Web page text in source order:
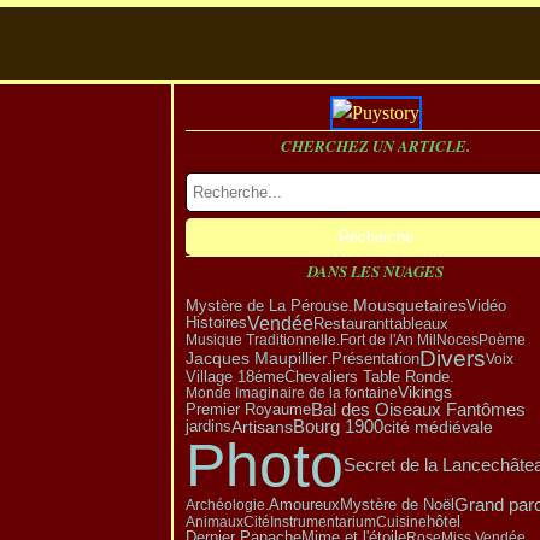
CHERCHEZ UN ARTICLE.
DANS LES NUAGES
Mystère de La Pérouse. MousquetairesVidéo
HistoiresVendéeRestauranttableaux
Musique Traditionnelle.Fort de l'An Mil NocesPoème
Jacques Maupillier.PrésentationDiversVoix
Village 18émeChevaliers Table Ronde.
Monde Imaginaire de la fontaineVikings
Premier RoyaumeBal des Oiseaux Fantômes
jardinsArtisansBourg 1900cité médiévale
PhotoSecret de la Lance
Archéologie. AmoureuxMystère de NoëlGrand
AnimauxCitéInstrumentariumCuisine hôtel